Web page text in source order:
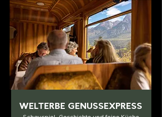
WELTERBE GENUSSEXPRESS